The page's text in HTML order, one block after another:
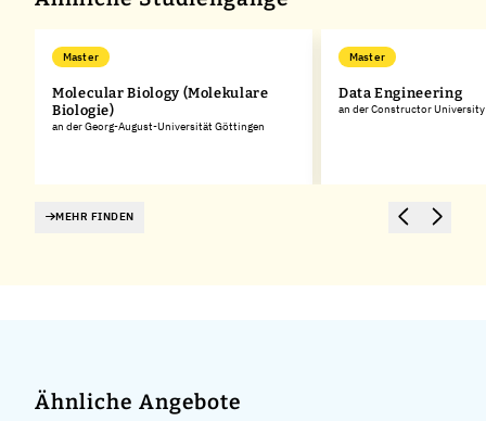
Master
Molecular Biology (Molekulare
Biologie)
an der Georg-August-Universität Göttingen
Master
Data Engineering
an der Constructor University
MEHR FINDEN
Ähnliche Angebote